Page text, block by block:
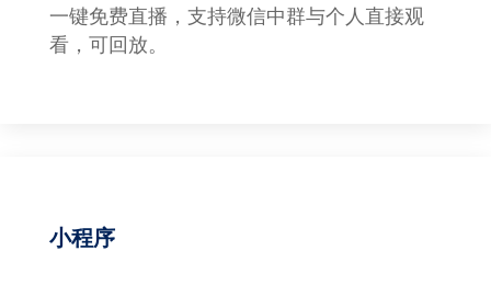
一键免费直播，支持微信中群与个人直接观
看，可回放。
小程序